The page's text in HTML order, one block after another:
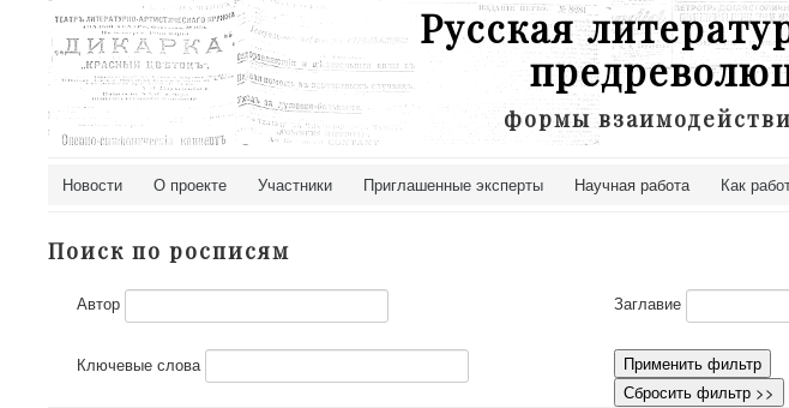
Русская
формы
Новости О проекте Участники Приглашенные эксперты Научная работа Как
Поиск по росписям
Автор Заглавие
Ключевые слова
Применить фильтр
Сбросить фильтр >>